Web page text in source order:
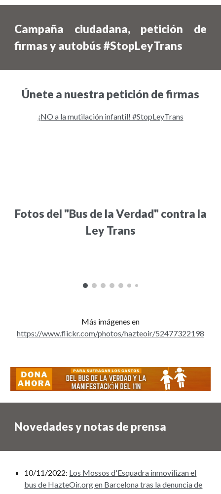
Campaña ciudadana, petición de
firmas yautobús #StopLeyTrans
Únete a nuestra petición de firmas
¡NO a la mutilación infantil! #StopLeyTrans
Fotos del "Bus de la Verdad" contra la
Ley Trans
Más imágenes en
https://www.flickr.com/photos/hazteoir/52477322198
Novedades y notas de prensa
10/11/2022: Los Mossos d'Esquadra inmovilizan el
bus de HazteOir.org en Barcelona tras la denuncia de